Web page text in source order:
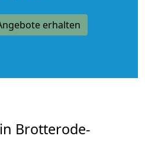
erhalten
Brotterode-